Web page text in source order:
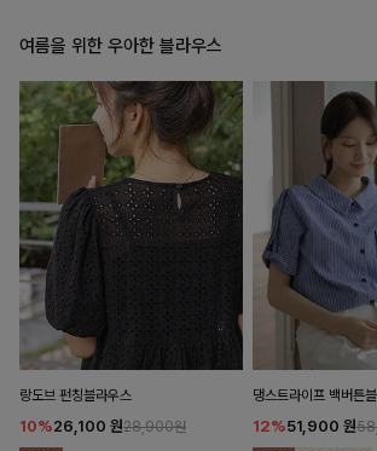
여름을 위한 우아한 블라우스
랑도브 펀칭블라우스
10%26,100 원28,900원
댕스트라이프 백버튼
12%51,900 원